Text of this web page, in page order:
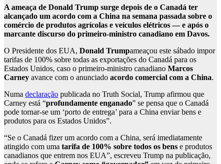
A ameaça de Donald Trump surge depois de o Canadá ter
alcançado um acordo com a China na semana passada sobre o
comércio de produtos agrícolas e veículos elétricos — e após o
marcante discurso do primeiro-ministro canadiano em Davos.
O Presidente dos EUA, Donald Trumpameaçou este sábado impor
tarifas de 100% sobre todas as exportações do Canadá para os
Estados Unidos, caso o primeiro-ministro canadiano Marcos
Carney avance com o anunciado acordo comercial com a China.
Numa declaração publicada no Truth Social, Trump afirmou que
Carney está “profundamente enganado” se pensa que o Canadá
pode tornar-se um ‘porto de entrega’ para a China enviar bens e
produtos para os Estados Unidos”.
“Se o Canadá fizer um acordo com a China, será imediatamente
atingido com uma tarifa de 100% sobre todos os bens e produtos
canadianos que entrem nos EUA”, escreveu Trump na publicação,